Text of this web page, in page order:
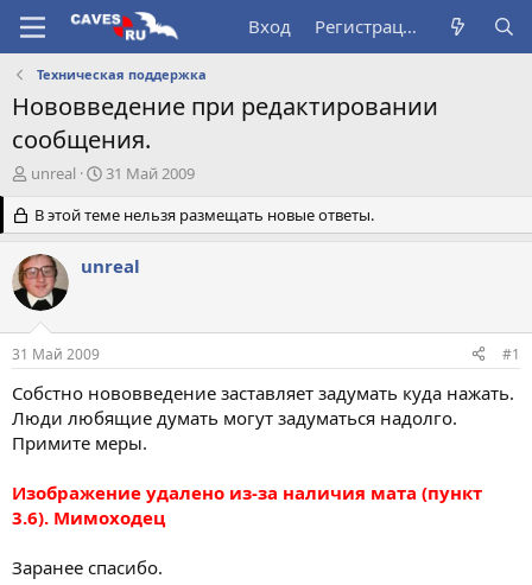
Вход Регистрация
Техническая поддержка
Нововведение при редактировании
сообщения.
А
т
о
р
т
е
м
unreal
Д
т
а
а
а
31 Май 2009
В этой теме нельзя размещать новые ответы.
unreal
31 Май 2009 #1
Собстно нововведение заставляет задумать куда нажать.
Люди любящие думать могут задуматься надолго.
Примите меры.
Изображение удалено из-за наличия мата (пункт
3.6). Мимоходец
Заранее спасибо.